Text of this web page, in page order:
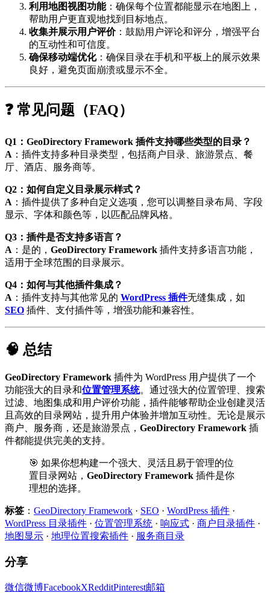
利用地图视图功能：确保每个位置都能显示在地图上，
帮助用户更直观地找到目标地点。
收集并展示用户评价：鼓励用户评论和评分，增强平台
的互动性和可信度。
确保移动端优化：确保目录在手机和平板上的展示效果
良好，避免页面崩溃或显示不全。
❓ 常见问题（FAQ）
Q1：GeoDirectory Framework 插件支持哪些类型的目录？
A ：插件支持多种目录类型，包括商户目录、旅游景点、餐
厅、酒店、服务商等。
Q2：如何自定义目录展示样式？
A ：插件提供了多种自定义选项，您可以调整目录布局、字段
显示、字体和颜色等，以匹配品牌风格。
Q3：插件是否支持多语言？
A ：是的， GeoDirectory Framework 插件支持多语言功能，
适用于全球范围的目录展示。
Q4：如何与其他插件集成？
A ：插件支持与其他常见的 WordPress 插件无缝集成，如
SEO 插件、支付插件等，增强功能和兼容性。
🧠 总结
GeoDirectory Framework 插件为 WordPress 用户提供了一个
功能强大的目录和位置管理系统。通过强大的位置管理、搜索
过滤、地图集成和用户评价功能，插件能够帮助企业创建灵活
且高效的目录网站，提升用户体验并增加互动性。无论是展示
商户、服务商，还是旅游景点， GeoDirectory Framework 插
件都能提供完美的支持。
🎯 如果你想构建一个强大、灵活且易于管理的位
置目录网站， GeoDirectory Framework 插件是你
理想的选择。
标签 ： GeoDirectory Framework · SEO · WordPress 插件 ·
WordPress 目录插件 · 位置管理系统 · 响应式 · 商户目录插件 ·
地图显示 · 地理位置搜索插件 · 服务商目录
分享
微信微博FacebookXRedditPinterest邮箱